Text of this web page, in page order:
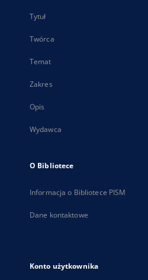
Tytuł
Twórca
Temat
Zakres
Opis
Wydawca
O Bibliotece
Informacja o Bibliotece PISM
Dane kontaktowe
Konto użytkownika